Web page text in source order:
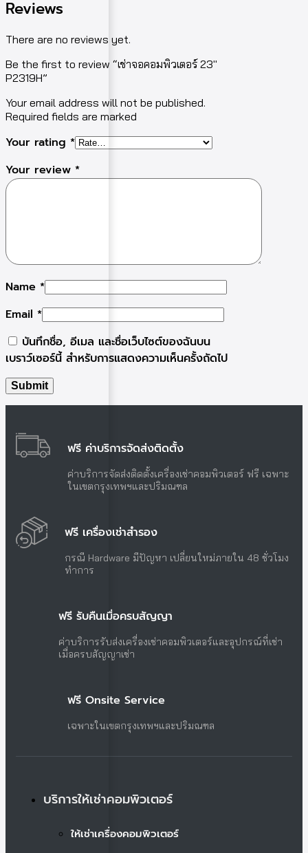
Reviews
There are no reviews yet.
Be the first to review “เช่าจอคอมพิวเตอร์ 23″
P2319H”
Your email address will not be published.
Required fields are marked
Your rating *
Your review *
Name *
Email *
บันทึกชื่อ, อีเมล และชื่อเว็บไซต์ของฉันบน
เบราว์เซอร์นี้ สำหรับการแสดงความเห็นครั้งถัดไป
ฟรี ค่าบริการจัดส่งติดตั้ง
ค่าบริการจัดส่งติดตั้งเครื่องเช่าคอมพิวเตอร์ ฟรี เฉพาะ
ในเขตกรุงเทพฯและปริมณฑล
ฟรี เครื่องเช่าสำรอง
กรณี Hardware มีปัญหา เปลี่ยนใหม่ภายใน 48 ชั่วโมง
ทำการ
ฟรี รับคืนเมื่อครบสัญญา
ค่าบริการรับส่งเครื่องเช่าคอมพิวเตอร์และอุปกรณ์ที่เช่า
เมื่อครบสัญญาเช่า
ฟรี Onsite Service
เฉพาะในเขตกรุงเทพฯและปริมณฑล
บริการให้เช่าคอมพิวเตอร์
ให้เช่าเครื่องคอมพิวเตอร์